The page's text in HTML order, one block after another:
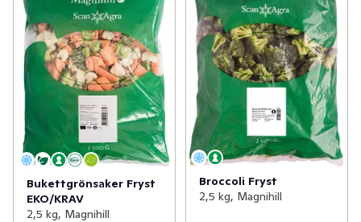
Bukettgrönsaker Fryst
EKO/KRAV
2,5 kg, Magnihill
Broccoli Fryst
2,5 kg, Magnihill